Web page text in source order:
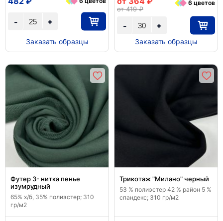
+
-
Заказать образцы
+
-
от 419 ₽
6 цветов
Заказать образцы
Футер 3- нитка пенье
изумрудный
65% х/б, 35% полиэстер; 310
гр/м2
Трикотаж "Милано" черный
53 % полиэстер 42 % район 5 %
спандекс; 310 гр/м2